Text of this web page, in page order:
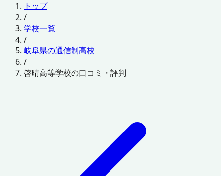
トップ
/
学校一覧
/
岐阜県の通信制高校
/
啓晴高等学校の口コミ・評判